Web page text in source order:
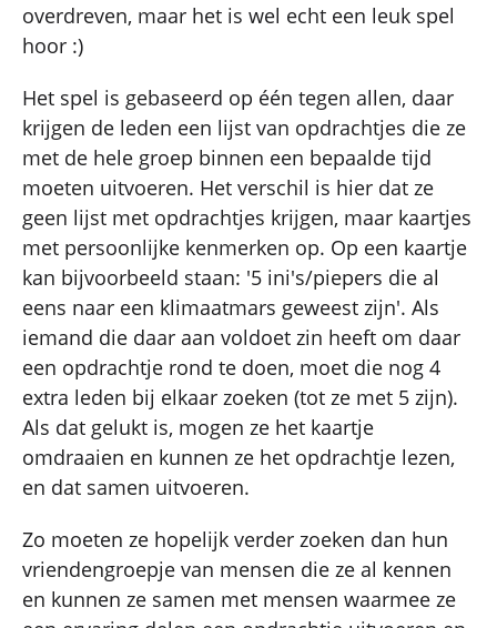
overdreven, maar het is wel echt een leuk spel
hoor :)
Het spel is gebaseerd op één tegen allen, daar
krijgen de leden een lijst van opdrachtjes die ze
met de hele groep binnen een bepaalde tijd
moeten uitvoeren. Het verschil is hier dat ze
geen lijst met opdrachtjes krijgen, maar kaartjes
met persoonlijke kenmerken op. Op een kaartje
kan bijvoorbeeld staan: '5 ini's/piepers die al
eens naar een klimaatmars geweest zijn'. Als
iemand die daar aan voldoet zin heeft om daar
een opdrachtje rond te doen, moet die nog 4
extra leden bij elkaar zoeken (tot ze met 5 zijn).
Als dat gelukt is, mogen ze het kaartje
omdraaien en kunnen ze het opdrachtje lezen,
en dat samen uitvoeren.
Zo moeten ze hopelijk verder zoeken dan hun
vriendengroepje van mensen die ze al kennen
en kunnen ze samen met mensen waarmee ze